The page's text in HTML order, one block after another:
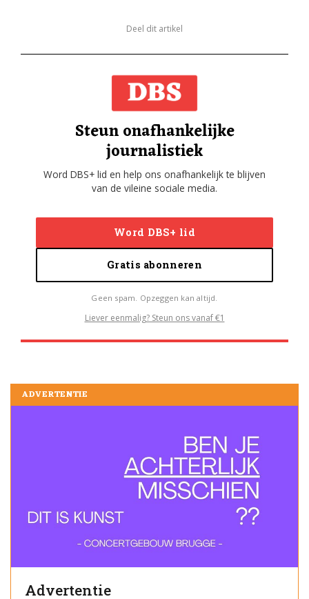
Deel dit artikel
Steun onafhankelijke
journalistiek
Word DBS+ lid en help ons onafhankelijk te blijven
van de vileine sociale media.
Word DBS+ lid
Gratis abonneren
Geen spam. Opzeggen kan altijd.
Liever eenmalig? Steun ons vanaf €1
ADVERTENTIE
Advertentie